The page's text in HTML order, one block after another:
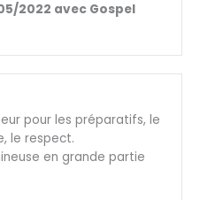
2022 avec Gospel
pour les préparatifs, le
le respect.
en grande partie